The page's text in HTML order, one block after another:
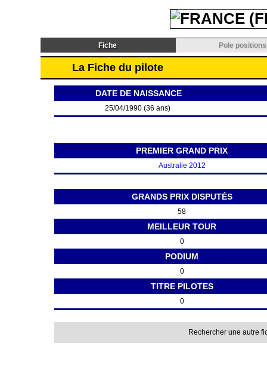
Fiche Pole positions
La Fiche du pilote
DATE DE NAISSANCE
25/04/1990 (36 ans)
PREMIER GRAND PRIX
Australie 2012
GRANDS PRIX DISPUTÉS
58
MEILLEUR TOUR
0
PODIUM
0
TITRE PILOTES
0
Rechercher une autre